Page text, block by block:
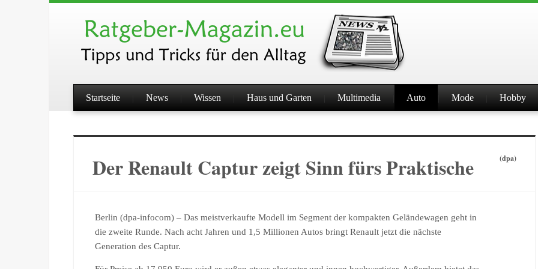
Startseite News Wissen Haus und Garten Multimedia Auto Mode Hobby
Der Renault Captur zeigt Sinn fürs Praktische (dpa)
Berlin (dpa-infocom) – Das meistverkaufte Modell im Segment der kompakten Geländewagen geht in
die zweite Runde. Nach acht Jahren und 1,5 Millionen Autos bringt Renault jetzt die nächste
Generation des Captur.